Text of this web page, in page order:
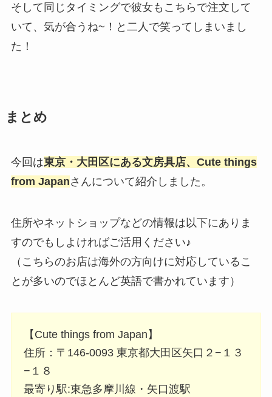
そして同じタイミングで彼女もこちらで注文して
いて、気が合うね~！と二人で笑ってしまいまし
た！
まとめ
今回は東京・大田区にある文房具店、Cute things
from Japanさんについて紹介しました。
住所やネットショップなどの情報は以下にありま
すのでもしよければご活用ください♪
（こちらのお店は海外の方向けに対応しているこ
とが多いのでほとんど英語で書かれています）
【Cute things from Japan】
住所：〒146-0093 東京都大田区矢口２−１３
−１８
最寄り駅:東急多摩川線・矢口渡駅